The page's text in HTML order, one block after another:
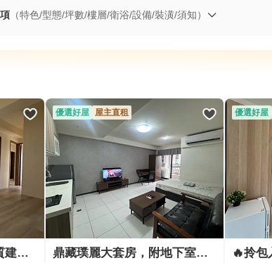
（特色/型態/坪數/樓層/衛浴/設備/裝潢/須知）
廣昱謙禾全新完工高品質建案出租
優選好屋 屋主直租
鼎藏璞麗大套房，附地下室機車位
優選好屋